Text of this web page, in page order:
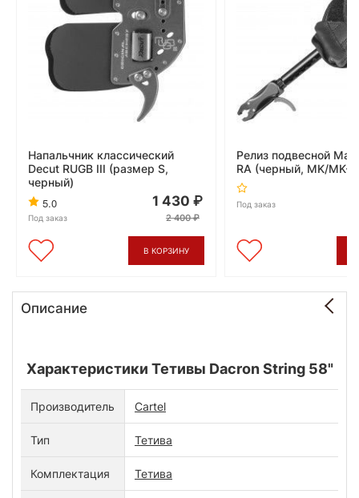
Напальчник классический
Decut RUGB III (размер S,
черный)
5.0
Под заказ
1 430
2 400
В КОРЗИНУ
Релиз подвесной
RA (черный, MK/MK-
Под заказ
Описание
Характеристики Тетивы Dacron String 58"
Производитель Cartel
Тип Тетива
Комплектация Тетива